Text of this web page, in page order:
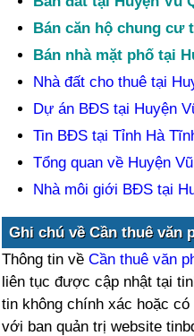
Bán căn hộ chung cư
Bán nhà mặt phố tại
Nhà đất cho thuê tại
Dự án BĐS tại Huyện
Tin BĐS tại Tỉnh Hà
Tổng quan về Huyện
Nhà môi giới BĐS tại
Ghi chú về Cần thuê văn
Thông tin vềCần thuê văn
liên tục được cập nhật tại
tin không chính xác hoặc
với ban quản trị website